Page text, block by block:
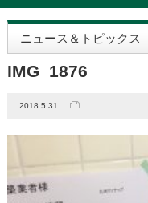
ニュース＆トピックス
IMG_1876
2018.5.31